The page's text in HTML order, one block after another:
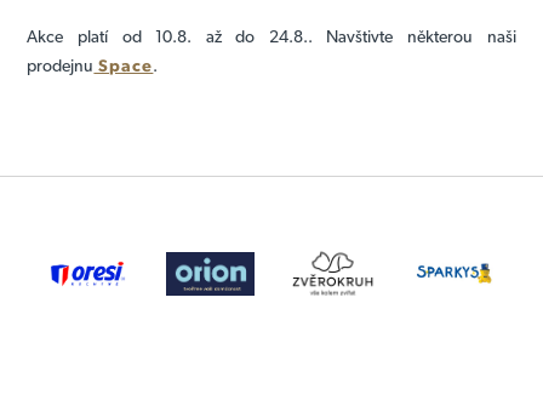
Akce platí od 10.8. až do 24.8.. Navštivte některou naši
prodejnu Space.